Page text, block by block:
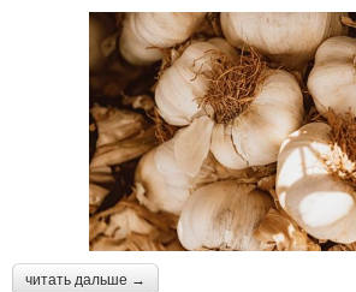
читать дальше →